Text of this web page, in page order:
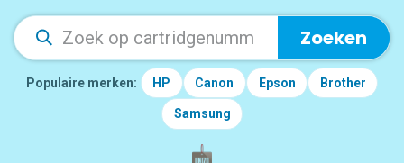
Zoeken
Populaire merken: HP Canon Epson Brother
Samsung